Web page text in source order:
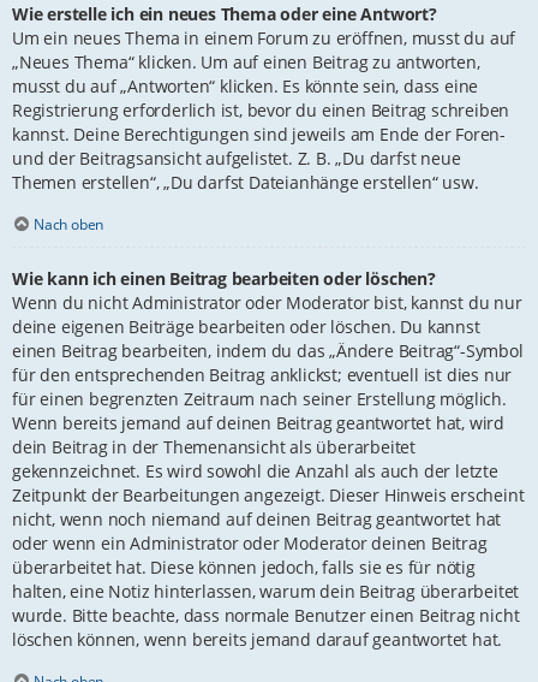
Wie erstelle ich ein neues Thema oder eine Antwort?
Um ein neues Thema in einem Forum zu eröffnen, musst du auf
„Neues Thema“ klicken. Um auf einen Beitrag zu antworten,
musst du auf „Antworten“ klicken. Es könnte sein, dass eine
Registrierung erforderlich ist, bevor du einen Beitrag schreiben
kannst. Deine Berechtigungen sind jeweils am Ende der Foren-
und der Beitragsansicht aufgelistet. Z. B. „Du darfst neue
Themen erstellen“, „Du darfst Dateianhänge erstellen“ usw.
Nach oben
Wie kann ich einen Beitrag bearbeiten oder löschen?
Wenn du nicht Administrator oder Moderator bist, kannst du nur
deine eigenen Beiträge bearbeiten oder löschen. Du kannst
einen Beitrag bearbeiten, indem du das „Ändere Beitrag“-Symbol
für den entsprechenden Beitrag anklickst; eventuell ist dies nur
für einen begrenzten Zeitraum nach seiner Erstellung möglich.
Wenn bereits jemand auf deinen Beitrag geantwortet hat, wird
dein Beitrag in der Themenansicht als überarbeitet
gekennzeichnet. Es wird sowohl die Anzahl als auch der letzte
Zeitpunkt der Bearbeitungen angezeigt. Dieser Hinweis erscheint
nicht, wenn noch niemand auf deinen Beitrag geantwortet hat
oder wenn ein Administrator oder Moderator deinen Beitrag
überarbeitet hat. Diese können jedoch, falls sie es für nötig
halten, eine Notiz hinterlassen, warum dein Beitrag überarbeitet
wurde. Bitte beachte, dass normale Benutzer einen Beitrag nicht
löschen können, wenn bereits jemand darauf geantwortet hat.